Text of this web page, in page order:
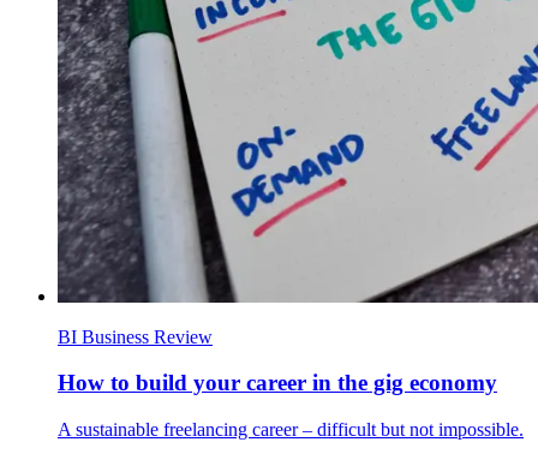
BI Business Review
How to build your career in the gig economy
A sustainable freelancing career – difficult but not impossible.